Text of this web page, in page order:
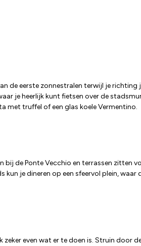
de eerste zonnestralen terwijl je richting
je heerlijk kunt fietsen over de
met truffel of een glas koele Vermentino.
bij de Ponte Vecchio en terrassen zitten
je dineren op een sfeervol plein, waar
even wat er te doen is. Struin door